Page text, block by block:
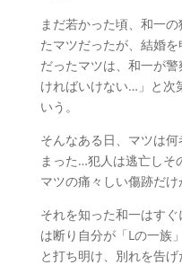
まだ若かった頃、和一
たマツだったが、結婚を
だったマツは、和一が
ければいけない…」と次
いう。
そんなある日、マツは
まった…犯人は逃亡しそ
マツの痛々しい傷跡だけ
それを知った和一はす
は断り自分が「Lの一族
と打ち明け、別れを告